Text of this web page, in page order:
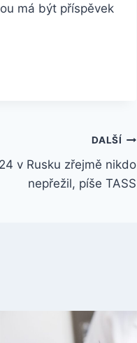
má být příspěvek
DALŠÍ
v Rusku zřejmě nikdo
nepřežil, píše TASS